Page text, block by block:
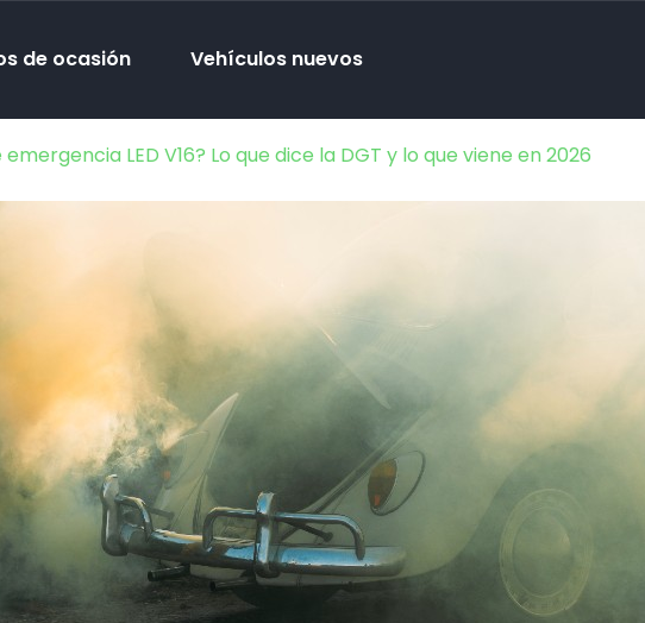
de ocasión Vehículos nuevos
LED V16? Lo que dice la DGT y lo que viene en 2026